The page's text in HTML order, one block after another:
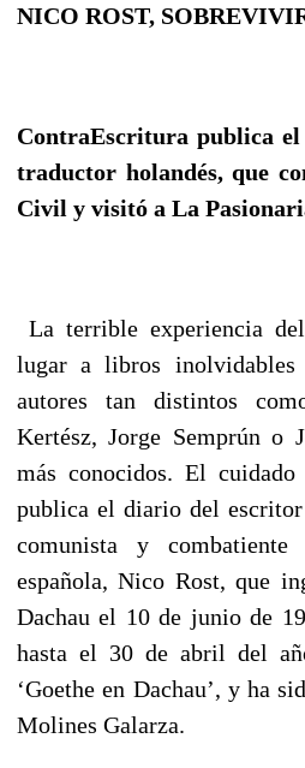
NICO ROST,
ContraEscritura publica
traductor holandés, que
Civil y visitó a La
La terrible experiencia
lugar a libros inolvidables
autores tan distintos
Kertész, Jorge Semprún o
más conocidos. El
publica el diario del
comunista y
española, Nico Rost, que
Dachau el 10 de junio de
hasta el 30 de abril del
‘Goethe en Dachau’, y ha
Molines Galarza.